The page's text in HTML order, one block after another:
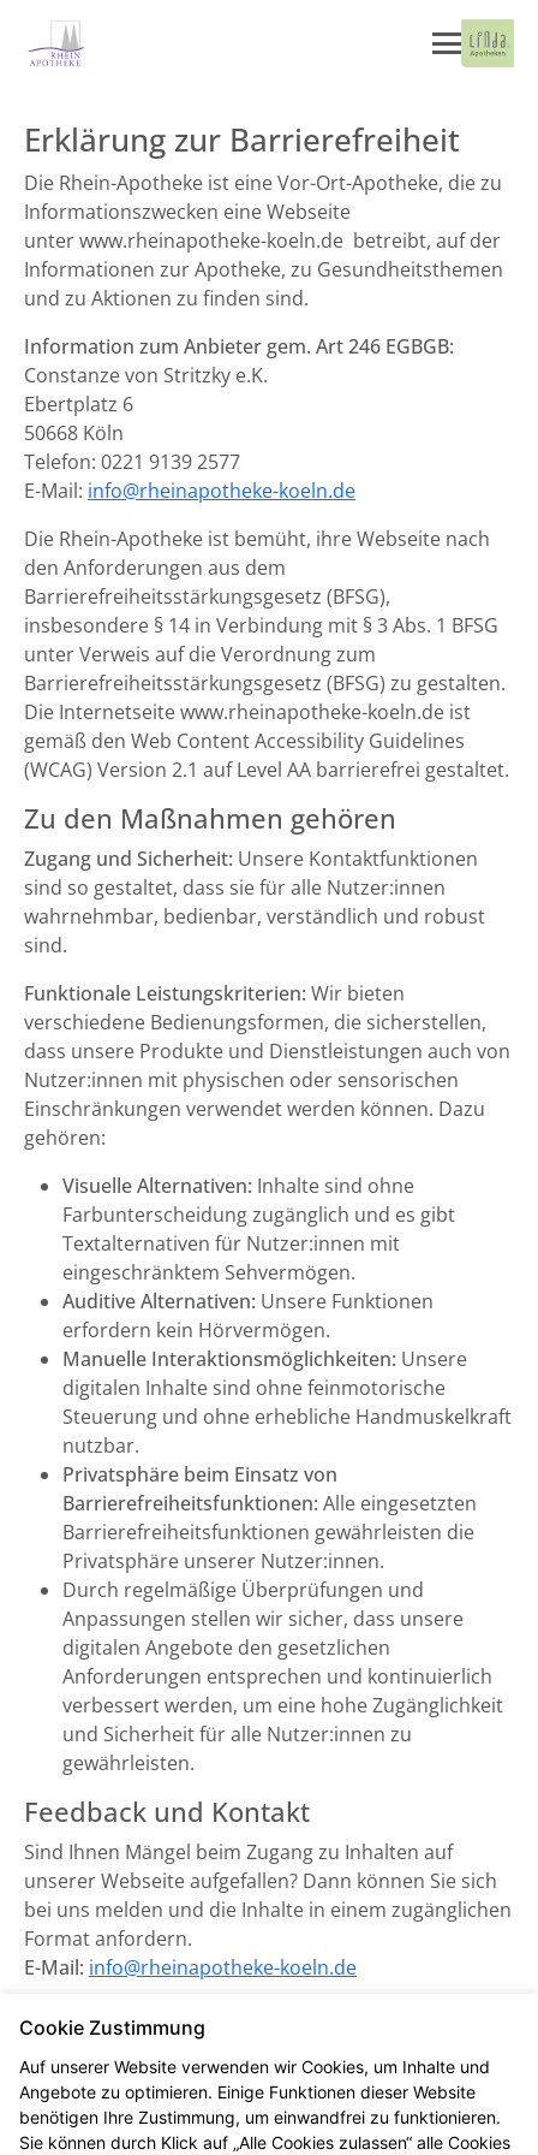
Erklärung zur Barrierefreiheit
Die Rhein-Apotheke ist eine Vor-Ort-Apotheke, die zu
Informationszwecken eine Webseite
unter www.rheinapotheke-koeln.de betreibt, auf der
Informationen zur Apotheke, zu Gesundheitsthemen
und zu Aktionen zu finden sind.
Information zum Anbieter gem. Art 246 EGBGB:
Constanze von Stritzky e.K.
Ebertplatz 6
50668 Köln
Telefon: 0221 9139 2577
E-Mail: info@rheinapotheke-koeln.de
Die Rhein-Apotheke ist bemüht, ihre Webseite nach
den Anforderungen aus dem
Barrierefreiheitsstärkungsgesetz (BFSG),
insbesondere § 14 in Verbindung mit § 3 Abs. 1 BFSG
unter Verweis auf die Verordnung zum
Barrierefreiheitsstärkungsgesetz (BFSG) zu gestalten.
Die Internetseite www.rheinapotheke-koeln.de ist
gemäß den Web Content Accessibility Guidelines
(WCAG) Version 2.1 auf Level AA barrierefrei gestaltet.
Zu den Maßnahmen gehören
Zugang und Sicherheit: Unsere Kontaktfunktionen
sind so gestaltet, dass sie für alle Nutzer:innen
wahrnehmbar, bedienbar, verständlich und robust
sind.
Funktionale Leistungskriterien: Wir bieten
verschiedene Bedienungsformen, die sicherstellen,
dass unsere Produkte und Dienstleistungen auch von
Nutzer:innen mit physischen oder sensorischen
Einschränkungen verwendet werden können. Dazu
gehören:
Visuelle Alternativen: Inhalte sind ohne
Farbunterscheidung zugänglich und es gibt
Textalternativen für Nutzer:innen mit
eingeschränktem Sehvermögen.
Auditive Alternativen: Unsere Funktionen
erfordern kein Hörvermögen.
Manuelle Interaktionsmöglichkeiten: Unsere
digitalen Inhalte sind ohne feinmotorische
Steuerung und ohne erhebliche Handmuskelkraft
nutzbar.
Privatsphäre beim Einsatz von
Barrierefreiheitsfunktionen: Alle eingesetzten
Barrierefreiheitsfunktionen gewährleisten die
Privatsphäre unserer Nutzer:innen.
Durch regelmäßige Überprüfungen und
Anpassungen stellen wir sicher, dass unsere
digitalen Angebote den gesetzlichen
Anforderungen entsprechen und kontinuierlich
verbessert werden, um eine hohe Zugänglichkeit
und Sicherheit für alle Nutzer:innen zu
gewährleisten.
Feedback und Kontakt
Sind Ihnen Mängel beim Zugang zu Inhalten auf
unserer Webseite aufgefallen? Dann können Sie sich
bei uns melden und die Inhalte in einem zugänglichen
Format anfordern.
E-Mail: info@rheinapotheke-koeln.de
Zuständige Marktüberwachungsbehörde:
Marktüberwachungsstelle der Länder für die
Barrierefreiheit von Produkten und Dienstleistungen
(MLBF) in Magdeburg, Sachsen-Anhalt.
Cookie Zustimmung
Auf unserer Website verwenden wir Cookies, um Inhalte und
Angebote zu optimieren. Einige Funktionen dieser Website
benötigen Ihre Zustimmung, um einwandfrei zu funktionieren.
Sie können durch Klick auf „Alle Cookies zulassen“ alle Cookies